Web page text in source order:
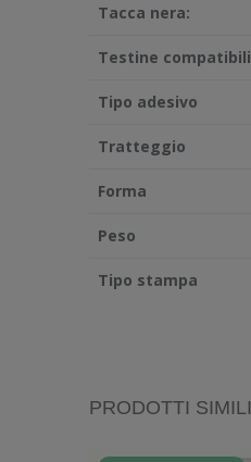
Tacca nera:
Testine compatibili
Tipo adesivo
Tratteggio
Forma
Peso
Tipo stampa
PRODOTTI SIMILI